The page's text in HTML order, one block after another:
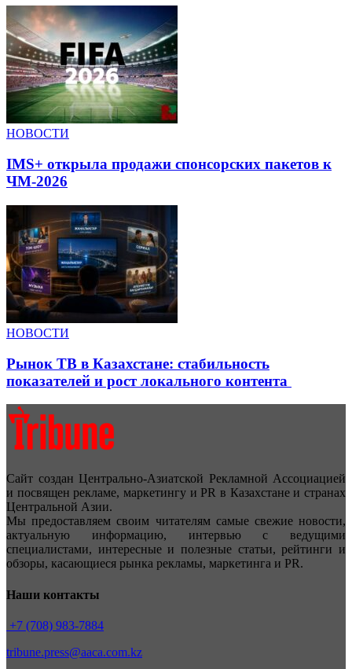
НОВОСТИ
IMS+ открыла продажи спонсорских пакетов к
ЧМ-2026
НОВОСТИ
Рынок ТВ в Казахстане: стабильность
показателей и рост локального контента
Сайт создан Центрально-Азиатской Рекламной Ассоциацией
и посвящен рекламе, маркетингу и PR в Казахстане и странах
Центральной Азии.
Мы предоставляем своим читателям самые свежие новости,
актуальную информацию, интервью с ведущими
специалистами, интересные и полезные статьи, рейтинги и
обзоры, касающиеся рынка рекламы, маркетинга и PR.
Наши контакты
+7 (708) 983-7884
tribune.press@aaca.com.kz